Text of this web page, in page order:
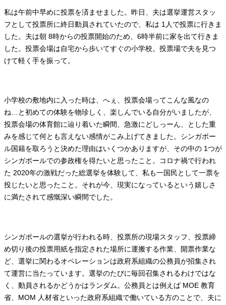
私は午前中早めに投票を済ませました。昨日、夫は選挙運営スタッ
フとして投票所に終日動員されていたので、私は 1人で投票に行きま
した。夫は朝 8時からの投票開始のため、6時半前に家を出て行きま
した。投票会場は自宅から歩いてすぐの小学校。投票場で夫を見つ
けて軽く手を振って。
小学校の敷地内に入った時は、へぇ、投票会場ってこんな風なの
ね…と初めての体験を物珍しく、楽しんでいる自分がいましたが、
投票会場の体育館に辿り着いた瞬間、急激にどしっーん、とした重
みを感じて何とも言えない感情がこみ上げてきました。シンガポー
ル国籍を取ろうと決めた理由はいくつかありますが、その中の 1つが
シンガポールでの参政権を得たいと思ったこと。コロナ禍で行われ
た 2020年の激戦だった総選挙を体験して、私も一国民として一票を
投じたいと思ったこと。それが今、現実になっているという嬉しさ
に満たされて感慨深い瞬間でした。
シンガポールの選挙が行われる時、投票所の現場スタッフ、投票締
め切り後の投票用紙を指定された場所に運搬する作業、開票作業な
ど、選挙に関わるオペレーションは政府系組織の公務員が招集され
て運営に当たっています。選挙のたびに毎回召集されるわけではな
く、動員されるかどうかはランダム。公務員とは例えば MOE 教育
省、MOM 人材省といった政府系組織で働いている方のことで、夫に